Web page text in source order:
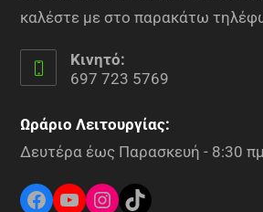
καλέστε με στο παρακάτω
Κινητό:
697 723 5769
Ωράριο Λειτουργίας:
Δευτέρα έως Παρασκευή - 8:30